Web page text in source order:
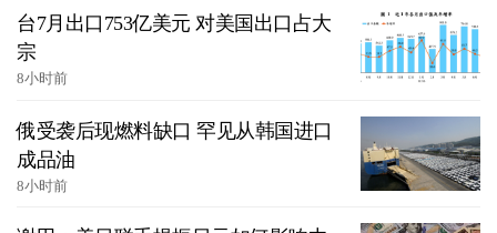
台7月出口753亿美元 对美国出口占大
宗
8小时前
俄受袭后现燃料缺口 罕见从韩国进口
成品油
8小时前